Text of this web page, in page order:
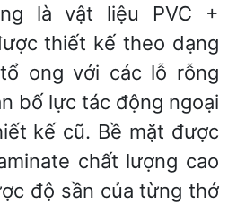
là vật liệu PVC +
thiết kế theo dạng
ong với các lỗ rỗng
bố lực tác động ngoại
kế cũ. Bề mặt được
chất lượng cao
độ sần của từng thớ